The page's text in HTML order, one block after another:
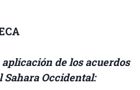
aplicación de los acuerdos
Sahara Occidental: